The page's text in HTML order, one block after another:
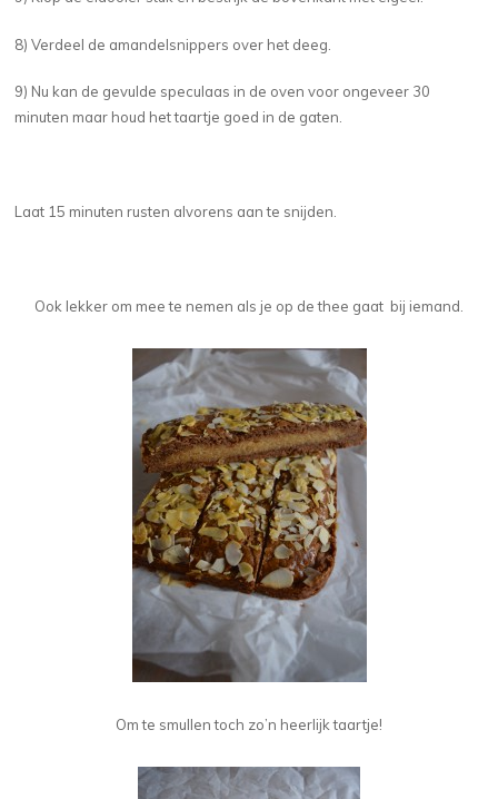
8) Verdeel de amandelsnippers over het deeg.
9) Nu kan de gevulde speculaas in de oven voor ongeveer 30
minuten maar houd het taartje goed in de gaten.
Laat 15 minuten rusten alvorens aan te snijden.
Ook lekker om mee te nemen als je op de thee gaat bij iemand.
Om te smullen toch zo’n heerlijk taartje!